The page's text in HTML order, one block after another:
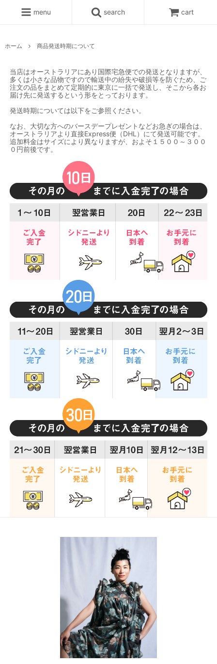
menu search cart
ホーム 商品発送時期について
当店はオーストラリアにあり国際宅急便での発送となりますが、
多くは小さな品物ですので輸送中の紛失や破損等を防ぐため、ご
注文の品をまとめて定期的に東京に一括で発送し、そこから各お
届け先に発送するという形をとっております。
発送時期については以下をご参照ください。
なお、大切な方へのバースデープレゼントなどお急ぎの場合は、
オーストラリアより直接Express便（DHL）にて発送可能です。
追加料金はサイズにより異なりますが、およそ１５００～３００
０円前後です。